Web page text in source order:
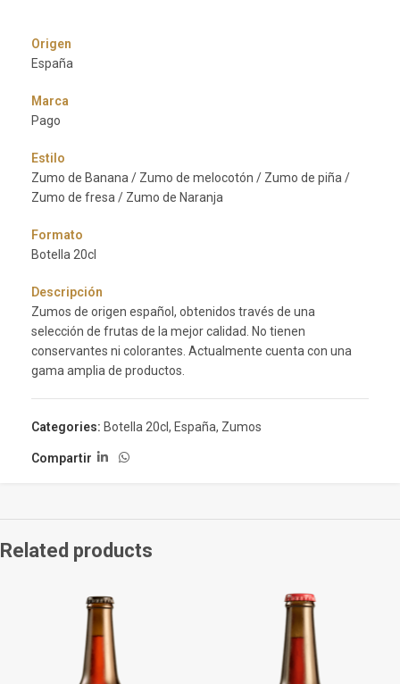
Origen
España
Marca
Pago
Estilo
Zumo de Banana / Zumo de melocotón / Zumo de piña /
Zumo de fresa / Zumo de Naranja
Formato
Botella 20cl
Descripción
Zumos de origen español, obtenidos través de una
selección de frutas de la mejor calidad. No tienen
conservantes ni colorantes. Actualmente cuenta con una
gama amplia de productos.
Categories: Botella 20cl, España, Zumos
Compartir
Related products